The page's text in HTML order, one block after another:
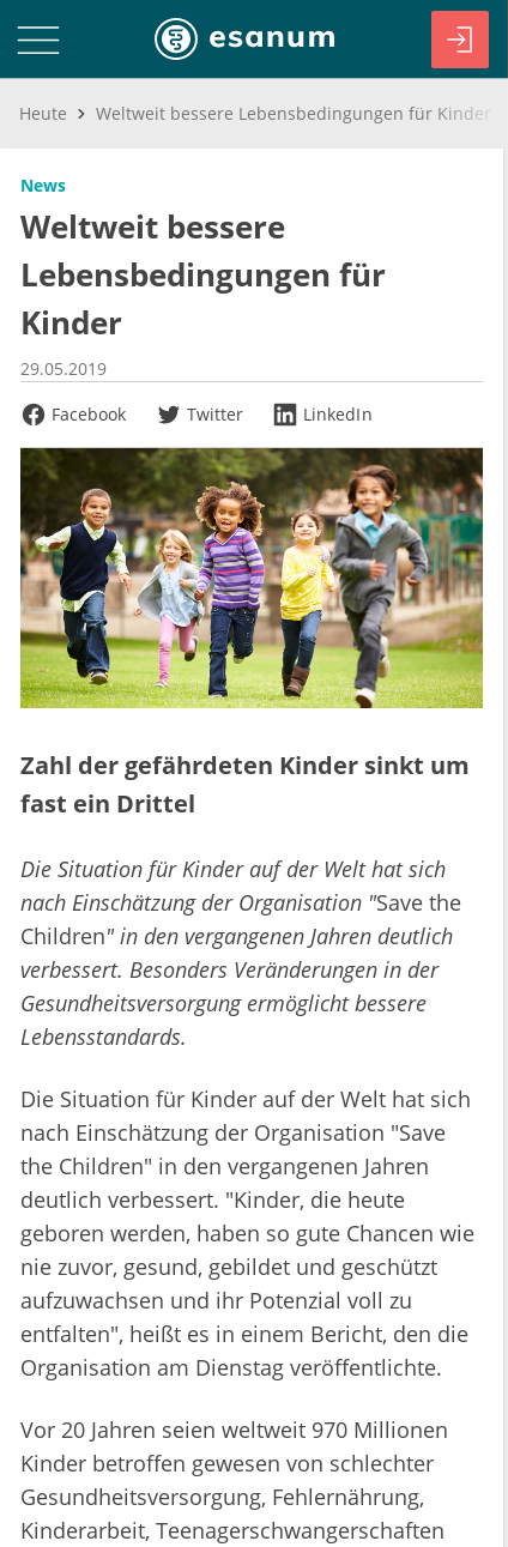
Heute Weltweit bessere Lebensbedingungen für Kinder
News
Weltweit bessere
Lebensbedingungen für
Kinder
29.05.2019
Facebook
Twitter LinkedIn
Zahl der gefährdeten Kinder sinkt um
fast ein Drittel
Die Situation für Kinder auf der Welt hat sich
nach Einschätzung der Organisation "Save the
Children" in den vergangenen Jahren deutlich
verbessert. Besonders Veränderungen in der
Gesundheitsversorgung ermöglicht bessere
Lebensstandards.
Die Situation für Kinder auf der Welt hat sich
nach Einschätzung der Organisation "Save
the Children" in den vergangenen Jahren
deutlich verbessert. "Kinder, die heute
geboren werden, haben so gute Chancen wie
nie zuvor, gesund, gebildet und geschützt
aufzuwachsen und ihr Potenzial voll zu
entfalten", heißt es in einem Bericht, den die
Organisation am Dienstag veröffentlichte.
Vor 20 Jahren seien weltweit 970 Millionen
Kinder betroffen gewesen von schlechter
Gesundheitsversorgung, Fehlernährung,
Kinderarbeit, Teenagerschwangerschaften